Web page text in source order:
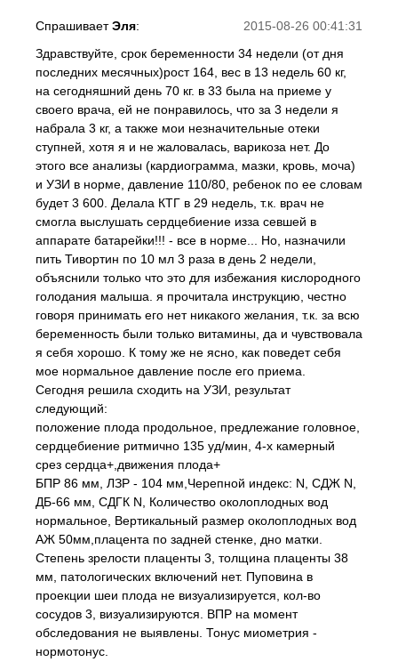
2015-08-26 00:41:31
СпрашиваетЭля:
Здравствуйте, срок беременности 34 недели (от дня
последних месячных)рост 164, вес в 13 недель 60 кг,
на сегодняшний день 70 кг. в 33 была на приеме у
своего врача, ей не понравилось, что за 3 недели я
набрала 3 кг, а также мои незначительные отеки
ступней, хотя я и не жаловалась, варикоза нет. До
этого все анализы (кардиограмма, мазки, кровь, моча)
и УЗИ в норме, давление 110/80, ребенок по ее словам
будет 3 600. Делала КТГ в 29 недель, т.к. врач не
смогла выслушать сердцебиение изза севшей в
аппарате батарейки!!! - все в норме... Но, назначили
пить Тивортин по 10 мл 3 раза в день 2 недели,
объяснили только что это для избежания кислородного
голодания малыша. я прочитала инструкцию, честно
говоря принимать его нет никакого желания, т.к. за всю
беременность были только витамины, да и чувствовала
я себя хорошо. К тому же не ясно, как поведет себя
мое нормальное давление после его приема.
Сегодня решила сходить на УЗИ, результат
следующий:
положение плода продольное, предлежание головное,
сердцебиение ритмично 135 уд/мин, 4-х камерный
срез сердца+,движения плода+
БПР 86 мм, ЛЗР - 104 мм,Черепной индекс: N, СДЖ N,
ДБ-66 мм, СДГК N, Количество околоплодных вод
нормальное, Вертикальный размер околоплодных вод
АЖ 50мм,плацента по задней стенке, дно матки.
Степень зрелости плаценты 3, толщина плаценты 38
мм, патологических включений нет. Пуповина в
проекции шеи плода не визуализируется, кол-во
сосудов 3, визуализируются. ВПР на момент
обследования не выявлены. Тонус миометрия -
нормотонус.